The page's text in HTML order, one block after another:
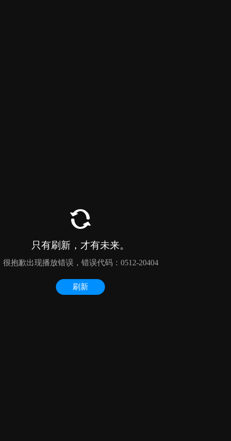
只有刷新，才有未来。
很抱歉出现播放错误，错误代码：0512-20404
刷新